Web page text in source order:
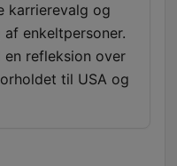
karrierevalg og
enkeltpersoner.
refleksion over
til USA og